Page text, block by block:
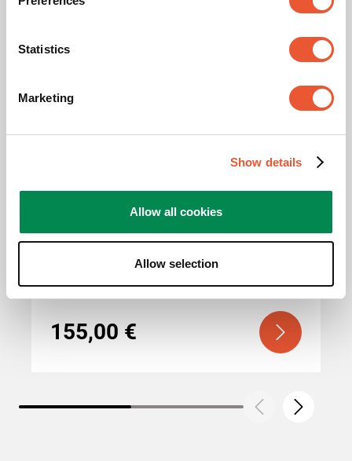
Statistics
Marketing
Show details
Allow all cookies
Allow selection
Soporte proyector Plateado
155,00 €